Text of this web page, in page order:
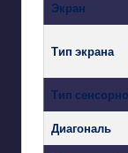
Экран
Тип экрана
Тип
Диагональ